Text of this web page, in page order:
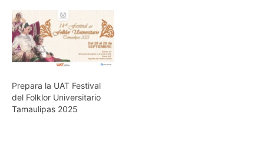
Prepara la UAT Festival
del Folklor Universitario
Tamaulipas 2025